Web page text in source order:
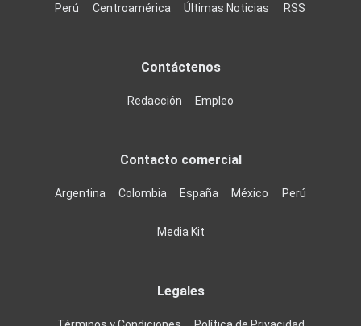
Perú Centroamérica Últimas Noticias RSS
Contáctenos
Redacción Empleo
Contacto comercial
Argentina Colombia España México Perú
Media Kit
Legales